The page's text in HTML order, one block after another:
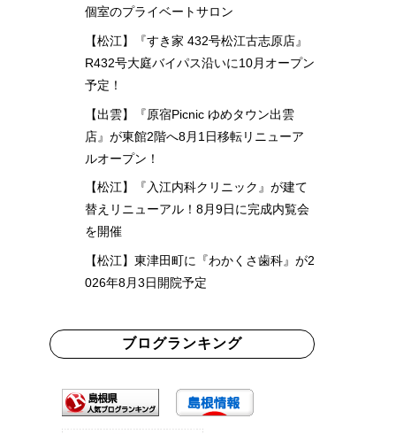
個室のプライベートサロン
【松江】『すき家 432号松江古志原店』
R432号大庭バイパス沿いに10月オープン
予定！
【出雲】『原宿Picnic ゆめタウン出雲
店』が東館2階へ8月1日移転リニューア
ルオープン！
【松江】『入江内科クリニック』が建て
替えリニューアル！8月9日に完成内覧会
を開催
【松江】東津田町に『わかくさ歯科』が2
026年8月3日開院予定
ブログランキング